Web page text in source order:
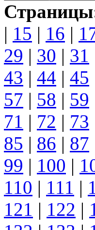
| 15 | 16 |
29 | 30 | 31
43 | 44 | 45
57 | 58 | 59
71 | 72 | 73
85 | 86 | 87
99 | 100 |
110 | 111 |
121 | 122 |